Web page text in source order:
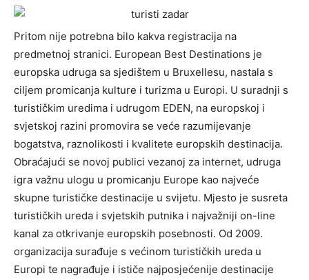
Pritom nije potrebna bilo kakva registracija na
predmetnoj stranici. European Best Destinations je
europska udruga sa sjedištem u Bruxellesu, nastala s
ciljem promicanja kulture i turizma u Europi. U suradnji s
turističkim uredima i udrugom EDEN, na europskoj i
svjetskoj razini promovira se veće razumijevanje
bogatstva, raznolikosti i kvalitete europskih destinacija.
Obraćajući se novoj publici vezanoj za internet, udruga
igra važnu ulogu u promicanju Europe kao najveće
skupne turističke destinacije u svijetu. Mjesto je susreta
turističkih ureda i svjetskih putnika i najvažniji on-line
kanal za otkrivanje europskih posebnosti. Od 2009.
organizacija surađuje s većinom turističkih ureda u
Europi te nagrađuje i ističe najposjećenije destinacije